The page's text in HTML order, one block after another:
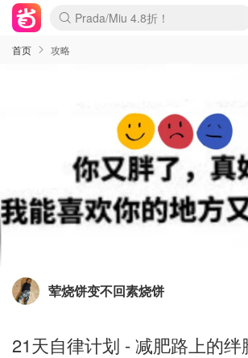
Prada/Miu 4.8折！
首页 攻略
荤烧饼变不回素烧饼
21天自律计划 - 减肥路上的绊